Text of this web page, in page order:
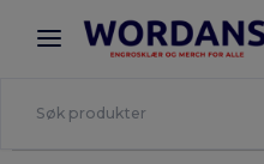
× Wordans-app
Bedre priser i appen!